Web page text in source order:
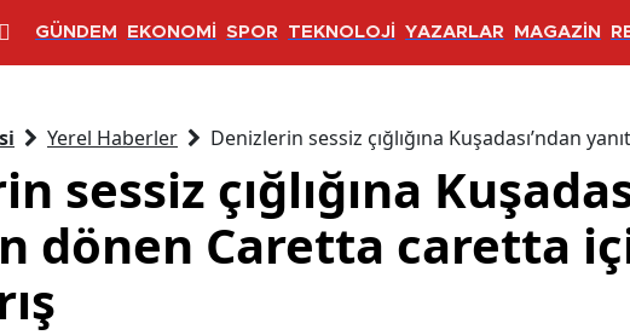
GÜNDEM EKONOMİ SPOR TEKNOLOJİ YAZARLAR MAGAZİN
Yerel Haberler Denizlerin sessiz çığlığına Kuşadası’ndan
sessiz çığlığına
dönen Caretta caretta